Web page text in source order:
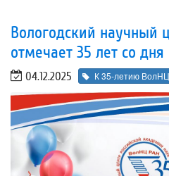
Вологодский научный
отмечает 35 лет со дня
04.12.2025 К 35-летию